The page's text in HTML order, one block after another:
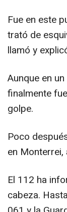
Fue en este
trató de
llamó y
Aunque en
finalmente
golpe.
Poco
en
El 112 ha
cabeza.